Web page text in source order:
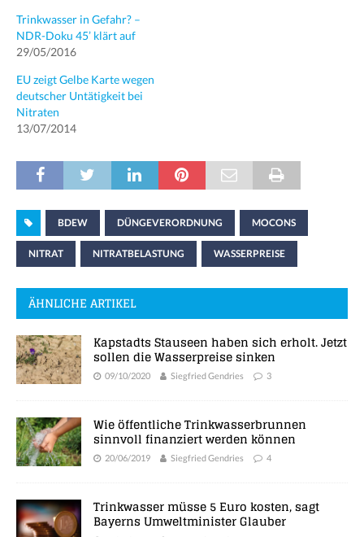
Trinkwasser in Gefahr? –
NDR-Doku 45’ klärt auf
29/05/2016
EU zeigt Gelbe Karte wegen
deutscher Untätigkeit bei
Nitraten
13/07/2014
BDEW DÜNGEVERORDNUNG MOCONS
NITRAT NITRATBELASTUNG WASSERPREISE
ÄHNLICHE ARTIKEL
Kapstadts Stauseen haben sich erholt. Jetzt
sollen die Wasserpreise sinken
09/10/2020 Siegfried Gendries 3
Wie öffentliche Trinkwasserbrunnen
sinnvoll finanziert werden können
20/06/2019 Siegfried Gendries 4
Trinkwasser müsse 5 Euro kosten, sagt
Bayerns Umweltminister Glauber